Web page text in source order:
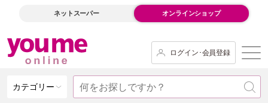
ネットスーパー オンラインショップ
ログイン･会員登録
カテゴリー